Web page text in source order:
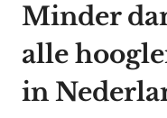
Minder
alle
in